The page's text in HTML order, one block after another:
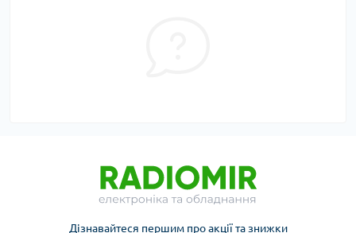
Дізнавайтеся першим про акції та знижки